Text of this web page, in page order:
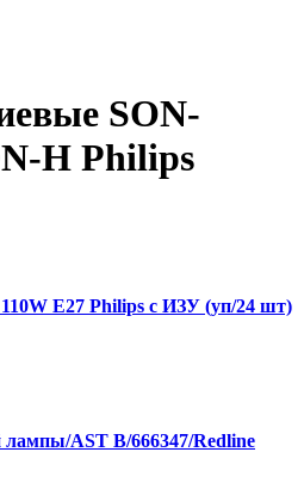
SON-
H Philips
E27 Philips с ИЗУ (уп/24 шт)
лампы/AST B/666347/Redline